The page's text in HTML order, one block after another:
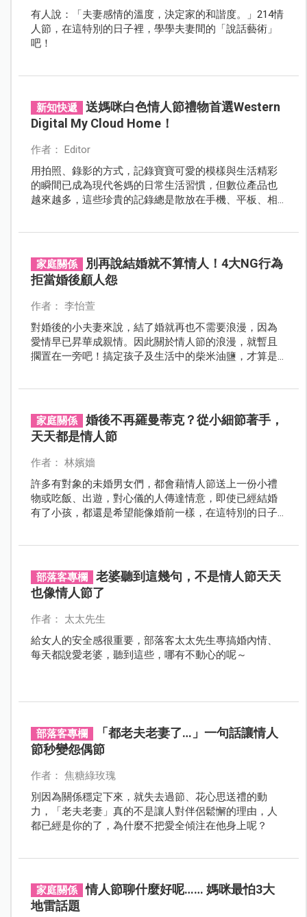
有人說：「夫妻感情的溫度，決定家的和諧度。」214情
人節，在這特別的日子裡，學學夫妻間的「說話藝術」
吧！
新知快遞
送媽咪白色情人節禮物首選Western
Digital My Cloud Home！
作者： Editor
用拍照、錄影的方式，記錄寶寶可愛的模樣與生活精彩
的瞬間已成為現代爸媽的日常生活習慣，但數位產品也
越來越多，這些珍貴的記錄總是散放在手機、平板、相
家庭關係
別再說結婚就不算情人！4大NG行為
拒當婚後顧人怨
作者： 李怡萱
對婚後的小夫妻來說，結了婚就再也不需要浪漫，因為
愛情早已昇華成親情。因此關於情人節的浪漫，就暫且
擱置在一旁吧！搞定孩子及生活中的柴米油鹽，才算是
才意識到自己的婚姻似乎亮起紅燈。因此如何經營婚後
關係，更成為每對夫妻的必修學分。
家庭關係
婚後不再羅曼蒂克？從小細節著手，
天天都是情人節
作者： 林嬪嬙
許多有對象的未婚男女們，都會藉情人節送上一份小禮
物或吃飯、出遊，對心儀的人傳達情意，即使已經結婚
有了小孩，都還是希望能像婚前一樣，在這特別的日子
部落客專欄
老婆聽到這幾句，不是情人節天天
也像情人節了
作者： 太太先生
給女人的安全感很重要，部落客太太先生專搞婚內情、
每天都說愛老婆，聽到這些，哪有不動心的呢～
部落客專欄
「都老夫老妻了…」一句話讓情人
節秒變怨偶節
作者： 焦糖綠玫瑰
別因為關係穩定下來，就失去過節、花心思送禮的動
力，「老夫老妻」真的不是讓人對伴侶鬆懈的理由，人
都已經是你的了，為什麼不把愛全傾注在他身上呢？
家庭關係
情人節聊什麼好呢…… 媽咪最怕3大
地雷話題